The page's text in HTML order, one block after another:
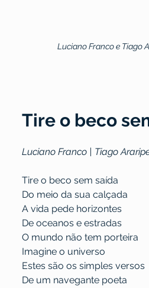
Luciano Franco e Tiago
Tire o beco
Luciano Franco | Tiago
Tire o beco sem saída
Do meio da sua calçada
A vida pede horizontes
De oceanos e estradas
O mundo não tem porteira
Imagine o universo
Estes são os simples versos
De um navegante poeta